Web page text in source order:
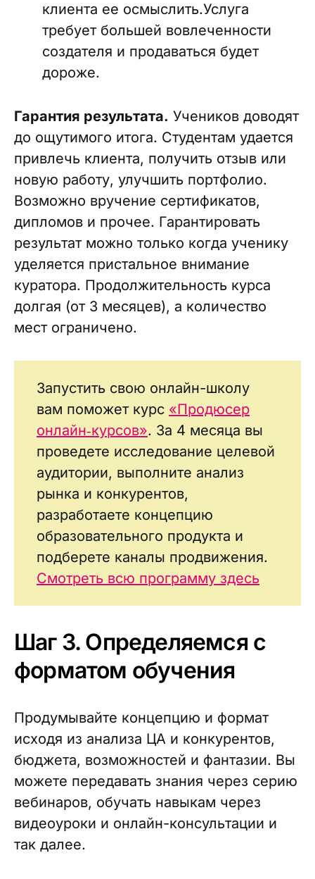
клиента ее осмыслить.Услуга
требует большей вовлеченности
создателя и продаваться будет
дороже.
Гарантия результата. Учеников доводят
до ощутимого итога. Студентам удается
привлечь клиента, получить отзыв или
новую работу, улучшить портфолио.
Возможно вручение сертификатов,
дипломов и прочее. Гарантировать
результат можно только когда ученику
уделяется пристальное внимание
куратора. Продолжительность курса
долгая (от 3 месяцев), а количество
мест ограничено.
Запустить свою онлайн-школу
вам поможет курс «Продюсер
онлайн‑курсов». За 4 месяца вы
проведете исследование целевой
аудитории, выполните анализ
рынка и конкурентов,
разработаете концепцию
образовательного продукта и
подберете каналы продвижения.
Смотреть всю программу здесь
Шаг 3. Определяемся с
форматом обучения
Продумывайте концепцию и формат
исходя из анализа ЦА и конкурентов,
бюджета, возможностей и фантазии. Вы
можете передавать знания через серию
вебинаров, обучать навыкам через
видеоуроки и онлайн-консультации и
так далее.